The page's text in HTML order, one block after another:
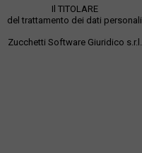
Il TITOLARE
del trattamento dei dati personali
Zucchetti Software Giuridico s.r.l.